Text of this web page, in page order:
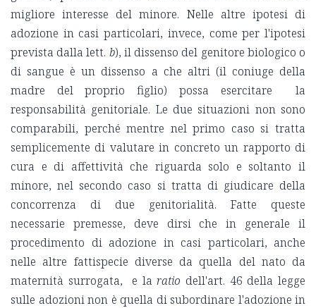
migliore interesse del minore. Nelle altre ipotesi di
adozione in casi particolari, invece, come per l'ipotesi
prevista dalla lett. b), il dissenso del genitore biologico o
di sangue è un dissenso a che altri (il coniuge della
madre del proprio figlio) possa esercitare la
responsabilità genitoriale. Le due situazioni non sono
comparabili, perché mentre nel primo caso si tratta
semplicemente di valutare in concreto un rapporto di
cura e di affettività che riguarda solo e soltanto il
minore, nel secondo caso si tratta di giudicare della
concorrenza di due genitorialità. Fatte queste
necessarie premesse, deve dirsi che in generale il
procedimento di adozione in casi particolari, anche
nelle altre fattispecie diverse da quella del nato da
maternità surrogata, e laratio dell'art. 46 della legge
sulle adozioni non è quella di subordinare l'adozione in